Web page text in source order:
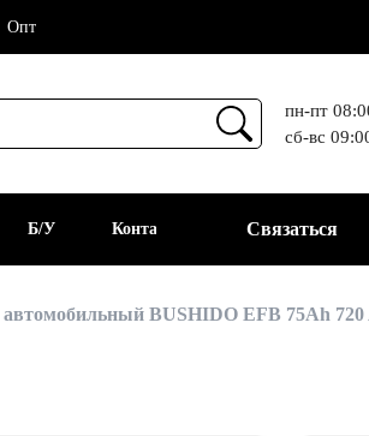
Опт
пн-пт
сб-вс
Прием
Б/У Контакты Связаться
BUSHIDO EFB 75Ah